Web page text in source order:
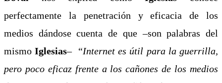
perfectamente la penetración y eficacia de los
medios dándose cuenta de que –son palabras del
mismoIglesias– “Internet es útil para la guerrilla,
pero poco eficaz frente a los cañones de los medios